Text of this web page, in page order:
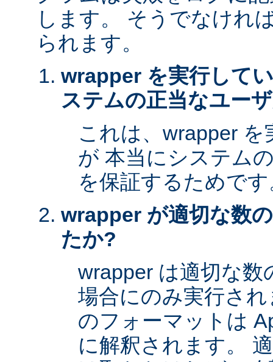
します。 そうでなけれ
られます。
wrapper を実行して
ステムの正当なユー
これは、wrapper
が 本当にシステム
を保証するためで
wrapper が適切な数
たか?
wrapper は適切な
場合にのみ実行さ
のフォーマットは
に解釈されます。